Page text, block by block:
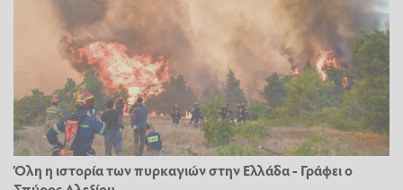
Όλη η ιστορία των πυρκαγιών στην Ελλάδα - Γράφει ο